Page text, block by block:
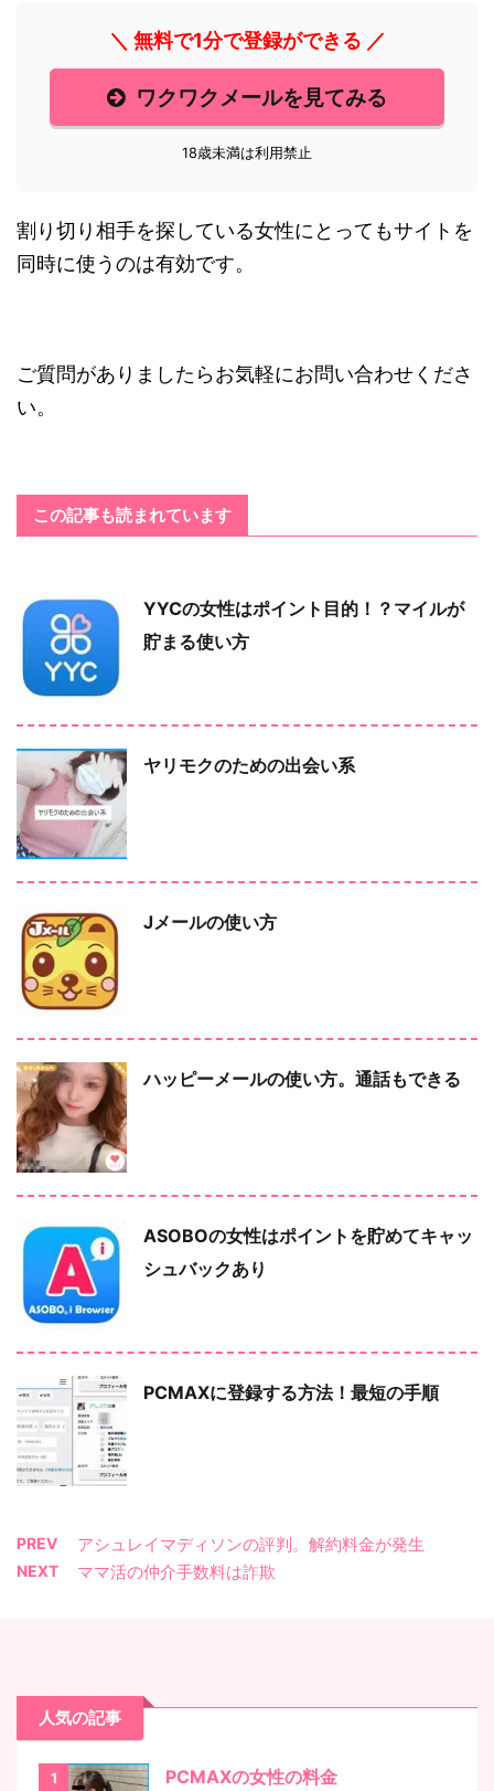
＼ 無料で1分で登録ができる ／
ワクワクメールを見てみる
18歳未満は利用禁止
割り切り相手を探している女性にとってもサイトを
同時に使うのは有効です。
ご質問がありましたらお気軽にお問い合わせくださ
い。
この記事も読まれています
YYCの女性はポイント目的！？マイルが
貯まる使い方
ヤリモクのための出会い系
Jメールの使い方
ハッピーメールの使い方。通話もできる
ASOBOの女性はポイントを貯めてキャッ
シュバックあり
PCMAXに登録する方法！最短の手順
PREV アシュレイマディソンの評判。解約料金が発生
NEXT ママ活の仲介手数料は詐欺
人気の記事
1 PCMAXの女性の料金